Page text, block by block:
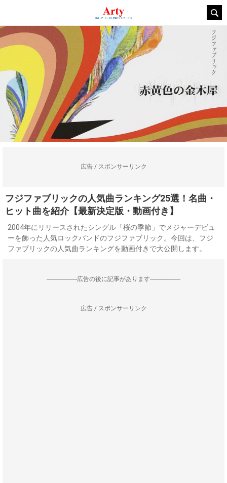
広告 / スポンサーリンク
フジファブリックの人気曲ランキング25選！名曲・
ヒット曲を紹介【最新決定版・動画付き】
2004年にリリースされたシングル「桜の季節」でメジャーデビュ
ーを飾った人気ロックバンドのフジファブリック。今回は、フジ
ファブリックの人気曲ランキングを動画付きで大公開します。
--------------------広告の後に記事があります--------------------
広告 / スポンサーリンク